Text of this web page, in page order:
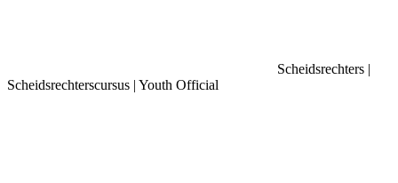
Scheidsrechters |
Scheidsrechterscursus | Youth Official